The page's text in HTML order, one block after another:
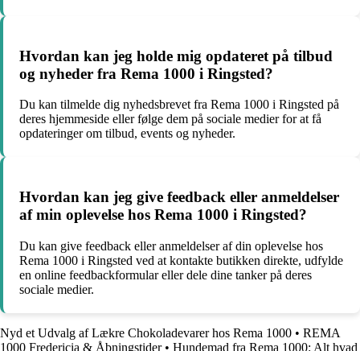
Hvordan kan jeg holde mig opdateret på tilbud
og nyheder fra Rema 1000 i Ringsted?
Du kan tilmelde dig nyhedsbrevet fra Rema 1000 i Ringsted på
deres hjemmeside eller følge dem på sociale medier for at få
opdateringer om tilbud, events og nyheder.
Hvordan kan jeg give feedback eller anmeldelser
af min oplevelse hos Rema 1000 i Ringsted?
Du kan give feedback eller anmeldelser af din oplevelse hos
Rema 1000 i Ringsted ved at kontakte butikken direkte, udfylde
en online feedbackformular eller dele dine tanker på deres
sociale medier.
Nyd et Udvalg af Lækre Chokoladevarer hos Rema 1000 • REMA
1000 Fredericia & Åbningstider• Hundemad fra Rema 1000: Alt hvad